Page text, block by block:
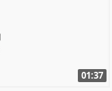
01:37